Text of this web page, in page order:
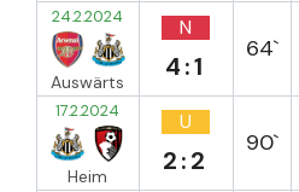
24.2.2024
Auswärts
N
4:1
64`
17.2.2024
Heim
U
2:2
90`